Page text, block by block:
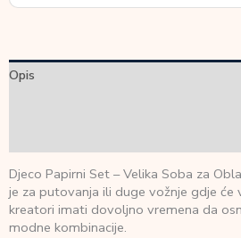
Opis
Djeco Papirni Set – Velika Soba za
je za putovanja ili duge vožnje gdje će
kreatori imati dovoljno vremena da
modne kombinacije.